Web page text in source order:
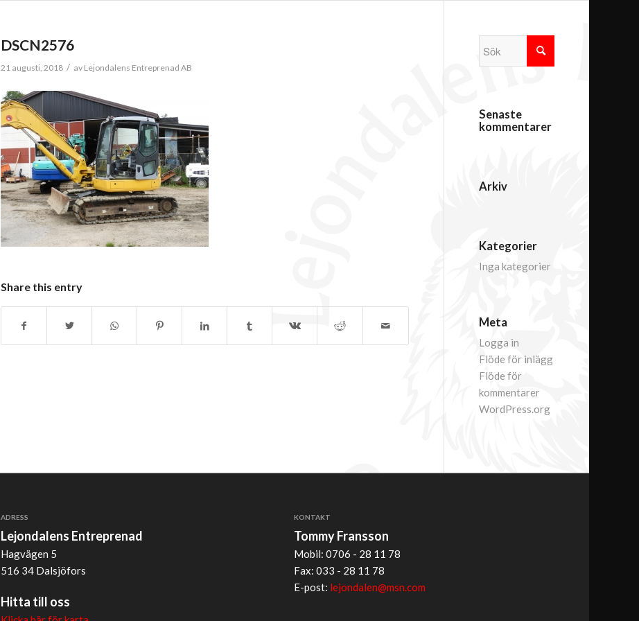
DSCN2576
21 augusti, 2018 / av Lejondalens Entreprenad AB
Share this entry
Senaste
kommentarer
Arkiv
Kategorier
Inga kategorier
Meta
Logga in
Flöde för inlägg
Flöde för
kommentarer
WordPress.org
ADRESS
Lejondalens Entreprenad
Hagvägen 5
516 34 Dalsjöfors
Hitta till oss
KONTAKT
Tommy Fransson
Mobil: 0706 - 28 11 78
Fax: 033 - 28 11 78
E-post: lejondalen@msn.com